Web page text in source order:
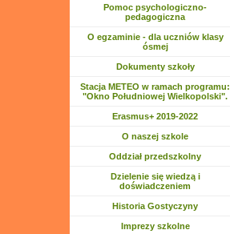
Rozwiń menu
Pomoc psychologiczno-
pedagogiczna
O egzaminie - dla uczniów klasy
ósmej
Dokumenty szkoły
Stacja METEO w ramach programu:
"Okno Południowej Wielkopolski".
Rozwiń menu
Erasmus+ 2019-2022
Rozwiń menu
O naszej szkole
Rozwiń menu
Oddział przedszkolny
Rozwiń menu
Dzielenie się wiedzą i
doświadczeniem
Historia Gostyczyny
Rozwiń menu
Imprezy szkolne